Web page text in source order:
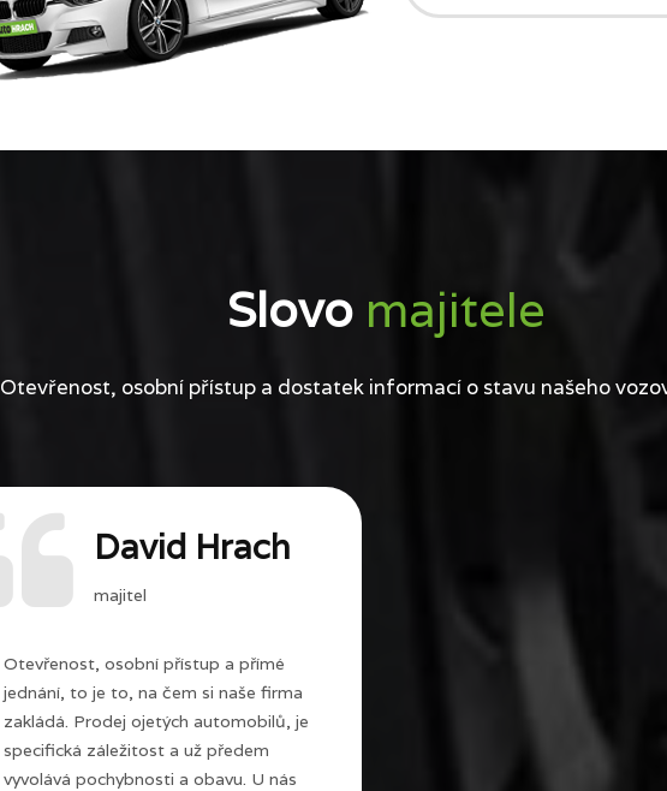
Slovo majitele
Otevřenost, osobní přístup a dostatek informací o stavu našeho
David Hrach
majitel
Otevřenost, osobní přístup a přímé
jednání, to je to, na čem si naše firma
zakládá. Prodej ojetých automobilů, je
specifická záležitost a už předem
vyvolává pochybnosti a obavu. U nás